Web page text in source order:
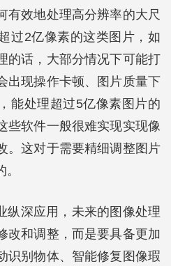
有效地处理高分辨率的大尺
过2亿像素的这类图片，如
的话，大部分情况下可能打
出现操作卡顿、图片质量下
能处理超过5亿像素图片的
些软件一般很难实现实现像
。这对于需要精细调整图片
纵深应用，未来的图像处理
改和调整，而是要具备更加
识别物体、智能修复图像瑕